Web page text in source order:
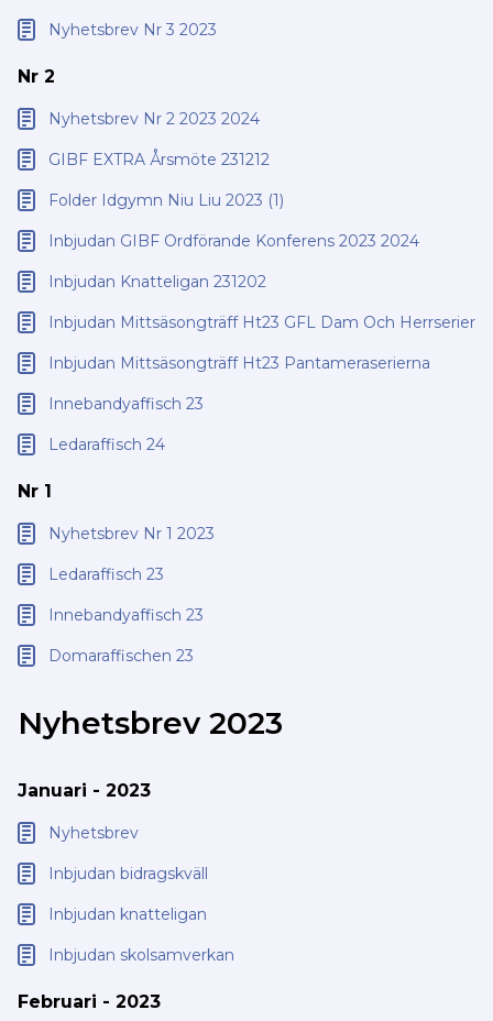
Nyhetsbrev Nr 3 2023
Nr 2
Nyhetsbrev Nr 2 2023 2024
GIBF EXTRA Årsmöte 231212
Folder Idgymn Niu Liu 2023 (1)
Inbjudan GIBF Ordförande Konferens 2023 2024
Inbjudan Knatteligan 231202
Inbjudan Mittsäsongträff Ht23 GFL Dam Och Herrserier
Inbjudan Mittsäsongträff Ht23 Pantameraserierna
Innebandyaffisch 23
Ledaraffisch 24
Nr 1
Nyhetsbrev Nr 1 2023
Ledaraffisch 23
Innebandyaffisch 23
Domaraffischen 23
Nyhetsbrev 2023
Januari - 2023
Nyhetsbrev
Inbjudan bidragskväll
Inbjudan knatteligan
Inbjudan skolsamverkan
Februari - 2023